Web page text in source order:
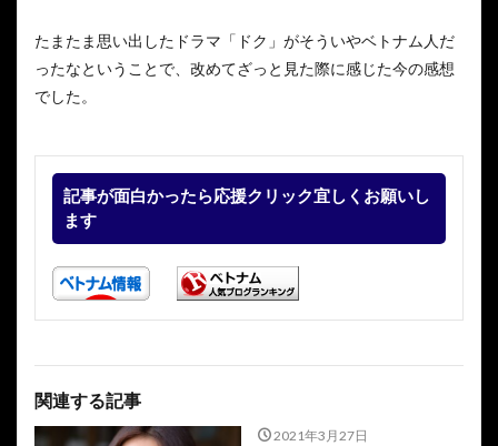
たまたま思い出したドラマ「ドク」がそういやベトナム人だ
ったなということで、改めてざっと見た際に感じた今の感想
でした。
記事が面白かったら応援クリック宜しくお願いし
ます
関連する記事
2021年3月27日